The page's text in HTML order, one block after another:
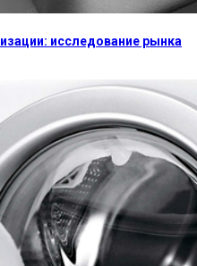
исследование рынка